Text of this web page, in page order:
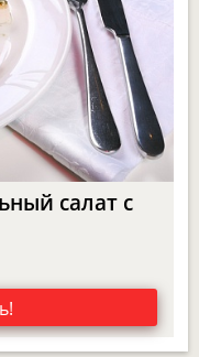
салат с
!